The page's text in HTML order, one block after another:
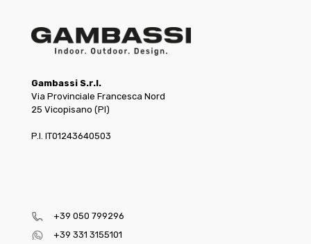
Gambassi S.r.l.
Via Provinciale Francesca Nord
25 Vicopisano (PI)
P.I. IT01243640503
+39 050 799296
+39 331 3155101